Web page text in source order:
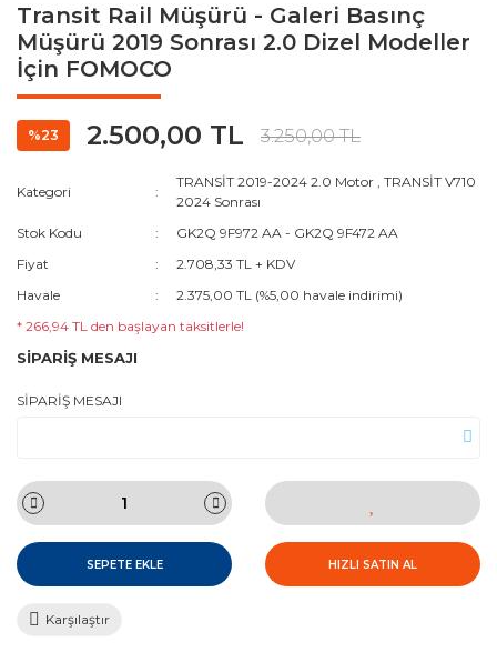
Transit Rail Müşürü - Galeri Basınç
Müşürü 2019 Sonrası 2.0 Dizel Modeller
İçin FOMOCO
%23 2.500,00 TL 3.250,00 TL
Kategori
TRANSİT 2019-2024 2.0 Motor ,TRANSİT V710
2024 Sonrası
Stok Kodu
GK2Q 9F972 AA - GK2Q 9F472 AA
Fiyat
2.708,33 TL + KDV
Havale
2.375,00 TL (%5,00 havale indirimi)
* 266,94 TL den başlayan taksitlerle!
SİPARİŞ MESAJI
SİPARİŞ MESAJI
SEPETE EKLE HIZLI SATIN AL
Karşılaştır